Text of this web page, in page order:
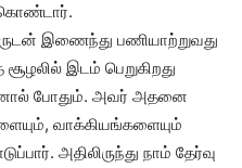
கொண்டார்.
இணைந்து பணியாற்றுவது
இடம் பெறுகிறது
போதும். அவர் அதனை
வாக்கியங்களையும்
அதிலிருந்து நாம் தேர்வு